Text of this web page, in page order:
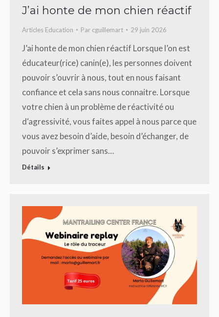
J’ai honte de mon chien réactif
Articles Education Par cguillemart 29 juin 2026
J’ai honte de mon chien réactif Lorsque l’on est
éducateur(rice) canin(e), les personnes doivent
pouvoir s’ouvrir à nous, tout en nous faisant
confiance et cela sans nous connaitre. Lorsque
votre chien à un problème de réactivité ou
d‘agressivité, vous faites appel à nous parce que
vous avez besoin d’aide, besoin d’échanger, de
pouvoir s’exprimer sans…
Détails